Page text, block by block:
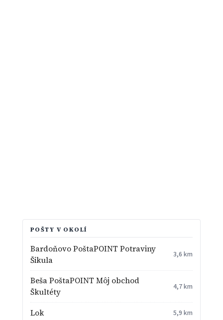
POŠTY V OKOLÍ
Bardoňovo PoštaPOINT Potraviny
Šikula
3,6 km
Beša PoštaPOINT Môj obchod
Škultéty
4,7 km
Lok 5,9 km